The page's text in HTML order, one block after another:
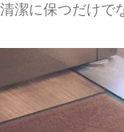
潔に保つだけ